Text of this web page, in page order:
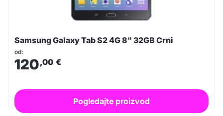
Samsung Galaxy Tab S2 4G 8" 32GB Crni
od:
120,00 €
Pogledajte proizvod